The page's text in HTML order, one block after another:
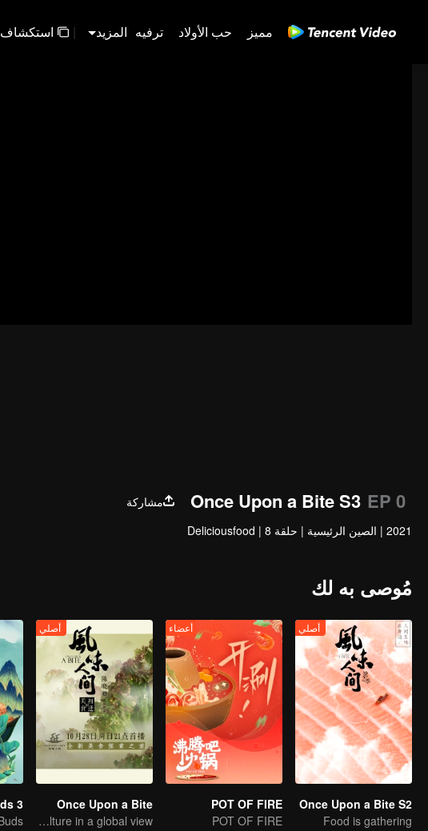
مميز حب الأولاد ترفيه المزيد | استكشاف
Once Upon a Bite S3 EP 0
مشاركة
2021
| الصين الرئيسية | حلقة 8 |
Deliciousfood
مُوصى به لك
أصلي
Once Upon a Bite S2
Food is gathering
أعضاء
POT OF FIRE
POT OF FIRE
أصلي
Once Upon a Bite
The magnificent Chinese food culture in a global view